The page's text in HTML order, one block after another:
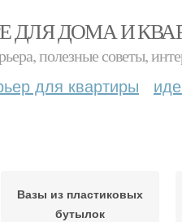
ДЛЯ ДОМА И
полезные советы,
для квартиры
Вазы из пластиковых
бутылок